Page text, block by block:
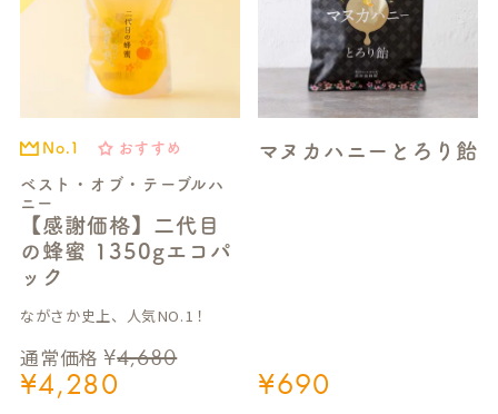
ベスト・オブ・テーブルハ
ニー
【感謝価格】二代目
の蜂蜜 1350gエコパ
ック
No.1 おすすめ
通常価格 ¥4,680
¥4,280
ながさか史上、人気NO.1！
マヌカハニーとろり飴
¥690